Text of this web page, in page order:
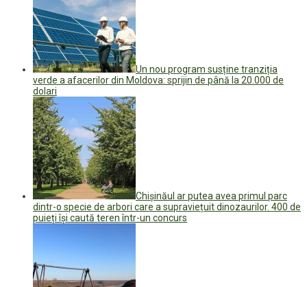
Un nou program susține tranziția
verde a afacerilor din Moldova: sprijin de până la 20.000 de
dolari
Chișinăul ar putea avea primul parc
dintr-o specie de arbori care a supraviețuit dinozaurilor. 400 de
puieți își caută teren într-un concurs